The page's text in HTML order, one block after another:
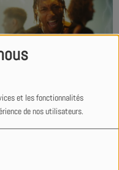
et les fonctionnalités
de nos utilisateurs.
King + Country feat.